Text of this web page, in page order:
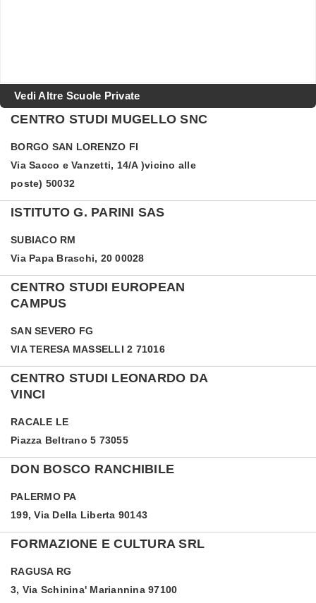
Vedi Altre Scuole Private
CENTRO STUDI MUGELLO SNC
BORGO SAN LORENZO FI
Via Sacco e Vanzetti, 14/A )vicino alle
poste) 50032
ISTITUTO G. PARINI SAS
SUBIACO RM
Via Papa Braschi, 20 00028
CENTRO STUDI EUROPEAN
CAMPUS
SAN SEVERO FG
VIA TERESA MASSELLI 2 71016
CENTRO STUDI LEONARDO DA
VINCI
RACALE LE
Piazza Beltrano 5 73055
DON BOSCO RANCHIBILE
PALERMO PA
199, Via Della Liberta 90143
FORMAZIONE E CULTURA SRL
RAGUSA RG
3, Via Schinina' Mariannina 97100